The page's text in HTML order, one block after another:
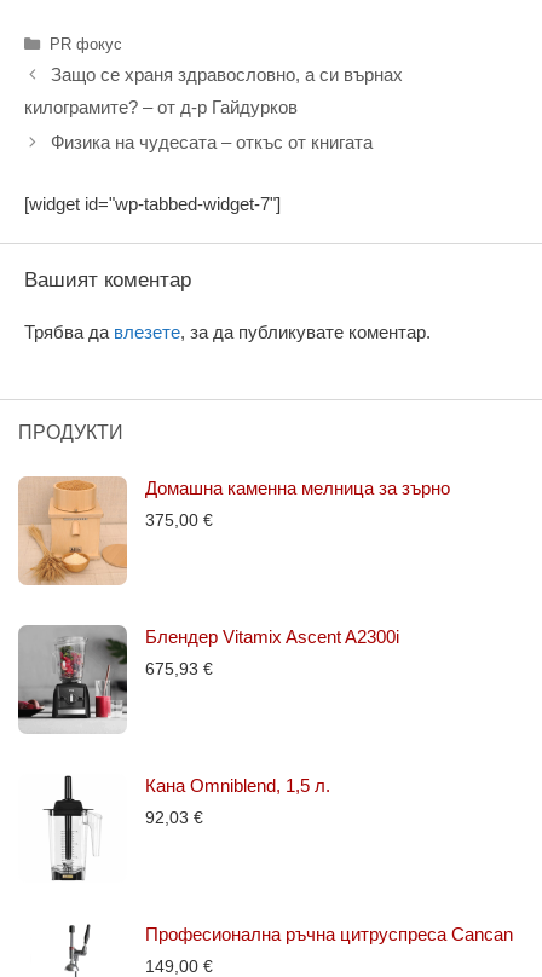
Категории
PR фокус
Защо се храня здравословно, а си върнах
килограмите? – от д-р Гайдурков
Физика на чудесата – откъс от книгата
[widget id="wp-tabbed-widget-7"]
Вашият коментар
Трябва да влезете, за да публикувате коментар.
ПРОДУКТИ
Домашна каменна мелница за зърно
375,00 €
Блендер Vitamix Ascent A2300i
675,93 €
Кана Omniblend, 1,5 л.
92,03 €
Професионална ръчна цитруспреса Cancan
149,00 €